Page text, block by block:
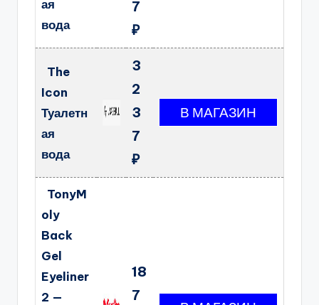
ая
вода
7
₽
The
Icon
Туалетн
ая
вода
3
2
3
7
₽
TonyM
oly
Back
Gel
Eyeliner
2 —
18
7